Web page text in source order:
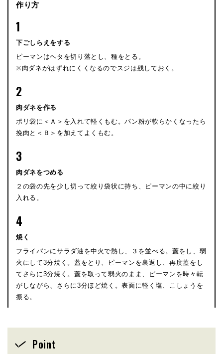
作り方
1
下ごしらえをする
ピーマンはヘタを切り落とし、種をとる。
※肉ダネがはずれにくくなるのでスジは残しておく。
2
肉ダネを作る
ポリ袋に＜Ａ＞を入れて軽くもむ。パン粉が軟らかくなったら
挽肉と＜Ｂ＞を加えてよくもむ。
3
肉ダネをつめる
２の袋の先を少し切って絞り袋状に持ち、ピーマンの中に絞り
入れる。
4
焼く
フライパンにサラダ油を中火で熱し、３を並べる。蓋をし、弱
火にして3分焼く。蓋をとり、ピーマンを裏返し、再度蓋をし
てさらに3分焼く。蓋を取って弱火のまま、ピーマンを時々転
がしながら、さらに3分ほど焼く。表面に軽く塩、こしょうを
振る。
Point